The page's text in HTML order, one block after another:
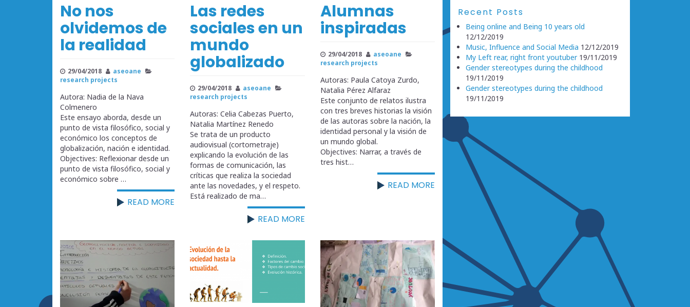
No nos
olvidemos de
la realidad
29/04/2018
aseoane
research projects
Autora: Nadia de la Nava
Colmenero
Este ensayo aborda, desde un
punto de vista filosófico, social y
económico los conceptos de
globalización, nación e identidad.
Objectives: Reflexionar desde un
punto de vista filosófico, social y
económico sobre …
READ MORE
Las redes
sociales en un
mundo
globalizado
29/04/2018
aseoane
research projects
Autoras: Celia Cabezas Puerto,
Natalia Martínez Renedo
Se trata de un producto
audiovisual (cortometraje)
explicando la evolución de las
formas de comunicación, las
críticas que realiza la sociedad
ante las novedades, y el respeto.
Está realizado de ma…
READ MORE
Alumnas
inspiradas
29/04/2018
aseoane
research projects
Autoras: Paula Catoya Zurdo,
Natalia Pérez Alfaraz
Este conjunto de relatos ilustra
con tres breves historias la visión
de las autoras sobre la nación, la
identidad personal y la visión de
un mundo global.
Objectives: Narrar, a través de
tres hist…
READ MORE
Recent Posts
Being online and Being 10 years old
12/12/2019
Music, Influence and Social Media 12/12/2019
My Left rear, right front youtuber 19/11/2019
Gender stereotypes during the childhood
19/11/2019
Gender stereotypes during the childhood
19/11/2019